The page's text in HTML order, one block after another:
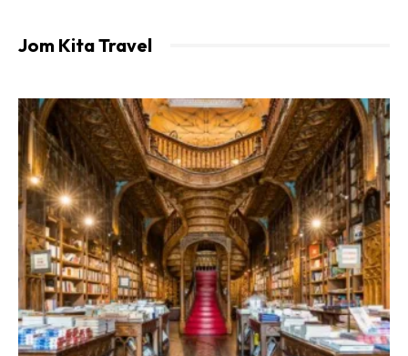
Air Terjun Bukit Ayer Batu Pahat
Jom Kita Travel